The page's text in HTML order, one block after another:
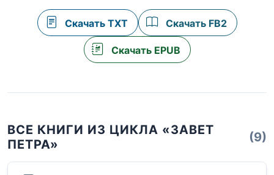
Скачать TXT Скачать FB2
Скачать EPUB
ВСЕ КНИГИ ИЗ ЦИКЛА «ЗАВЕТ
ПЕТРА»
(9)